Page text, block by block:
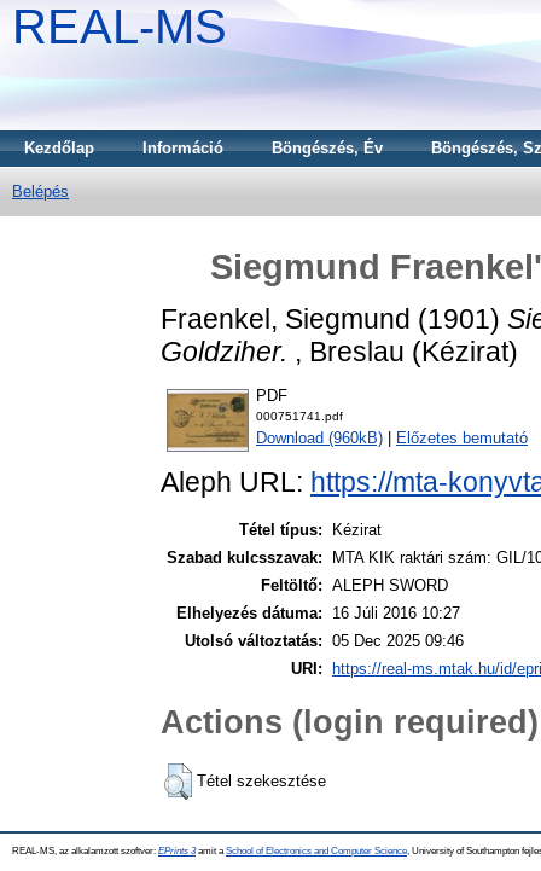
REAL-MS
Kezdőlap Információ Böngészés, Év Böngészés,
Belépés
Siegmund
Fraenkel, Siegmund (1901)
Goldziher. , Breslau (Kézirat)
PDF
000751741.pdf
Download (960kB) Előzetes bemutató
Aleph URL: https://mta-
Tétel típus:
Kézirat
Szabad kulcsszavak:
MTA KIK raktári szám: GIL/
Feltöltő: ALEPH SWORD
Elhelyezés dátuma:
16 Júli 2016 10:27
Utolsó változtatás: 05 Dec 2025 09:46
URI:
https://real-ms.mtak.hu/id/
Actions (login required)
Tétel szekesztése
REAL-MS, az alkalamzott szoftver: EPrints 3amit a School of Electronics and Computer Science , University of Southampton